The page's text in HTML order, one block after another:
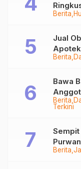
Berita
Berita
Jual
Berita
Terkini
Bawa
Berita
Sempit